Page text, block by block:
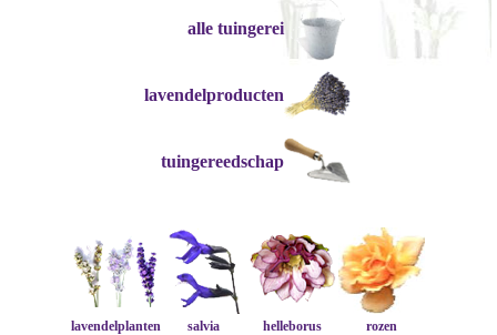
alle tuingerei
lavendelproducten
tuingereedschap
lavendelplanten salvia helleborus rozen